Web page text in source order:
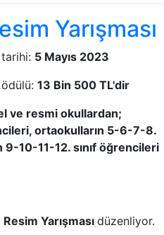
Yarışması
5 Mayıs 2023
13 Bin 500 TL'dir
ve resmi okullardan;
ortaokulların 5-6-7-8.
10-11-12. sınıf öğrencileri
Yarışması düzenliyor.